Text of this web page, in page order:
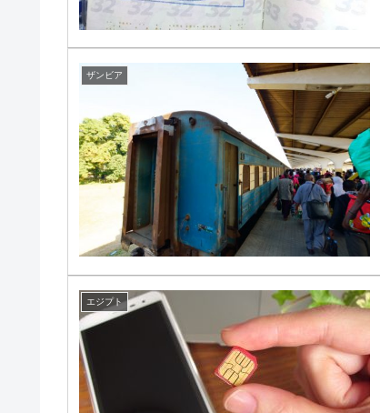
ザンビア
エジプト